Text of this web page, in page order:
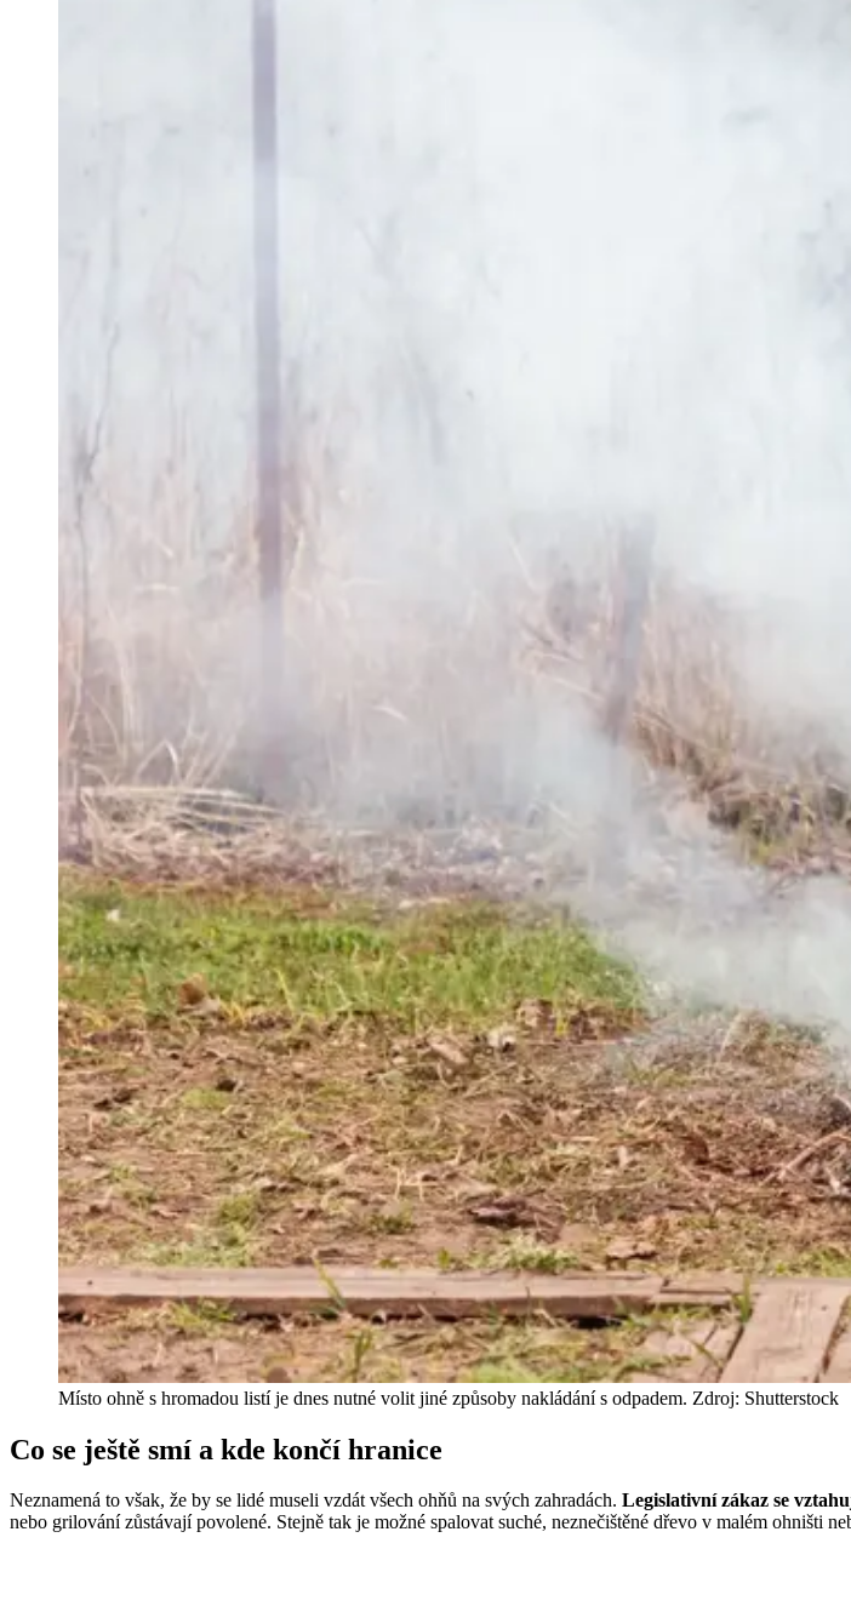
Místo ohně s hromadou listí je dnes nutné volit jiné způsoby nakládání s odpadem. Zdroj: Shutterstock
Co se ještě smí a kde končí hranice
Neznamená to však, že by se lidé museli vzdát všech ohňů na svých zahradách. Legislativní zákaz se
nebo grilování zůstávají povolené. Stejně tak je možné spalovat suché, neznečištěné dřevo v malém ohništi